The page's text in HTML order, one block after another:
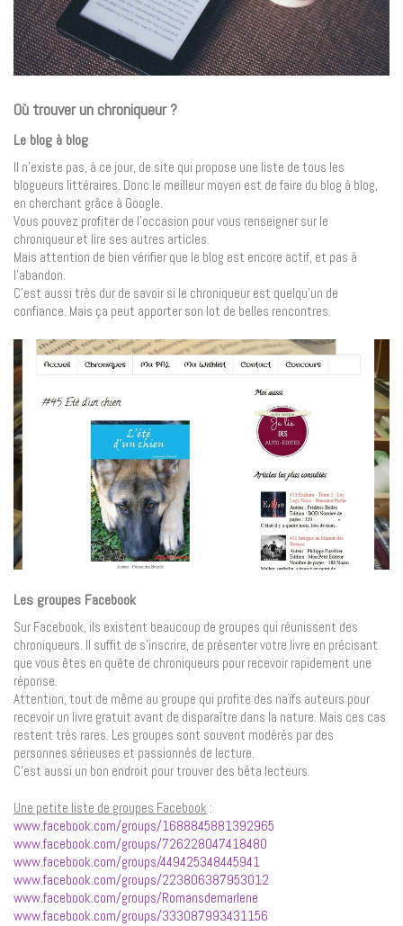
Où trouver un chroniqueur ?
Le blog à blog
Il n’existe pas, à ce jour, de site qui propose une liste de tous les
blogueurs littéraires. Donc le meilleur moyen est de faire du blog à blog,
en cherchant grâce à Google.
Vous pouvez profiter de l’occasion pour vous renseigner sur le
chroniqueur et lire ses autres articles.
Mais attention de bien vérifier que le blog est encore actif, et pas à
l’abandon.
C’est aussi très dur de savoir si le chroniqueur est quelqu’un de
confiance. Mais ça peut apporter son lot de belles rencontres.
Les groupes Facebook
Sur Facebook, ils existent beaucoup de groupes qui réunissent des
chroniqueurs. Il suffit de s’inscrire, de présenter votre livre en précisant
que vous êtes en quête de chroniqueurs pour recevoir rapidement une
réponse.
Attention, tout de même au groupe qui profite des naïfs auteurs pour
recevoir un livre gratuit avant de disparaître dans la nature. Mais ces cas
restent très rares. Les groupes sont souvent modérés par des
personnes sérieuses et passionnés de lecture.
C’est aussi un bon endroit pour trouver des bêta lecteurs.
Une petite liste de groupes Facebook :
www.facebook.com/groups/1688845881392965
www.facebook.com/groups/726228047418480
www.facebook.com/groups/449425348445941
www.facebook.com/groups/223806387953012
www.facebook.com/groups/Romansdemarlene
www.facebook.com/groups/333087993431156